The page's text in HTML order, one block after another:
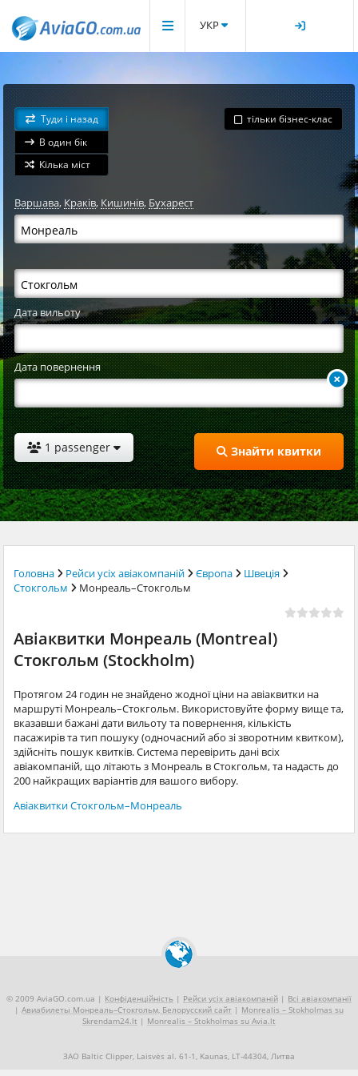
УКР
Туди і назад
В один бік
Кілька міст
тільки бізнес-клас
Варшава, Краків,Кишинів,Бухарест
Дата вильоту
Дата повернення
1 passenger Знайти квитки
Головна Рейси усіх авіакомпаній Європа
Швеція
Стокгольм
Монреаль–Стокгольм
Авіаквитки Монреаль (Montreal)
Стокгольм (Stockholm)
Протягом 24 годин не знайдено жодної ціни на авіаквитки на
маршруті Монреаль–Стокгольм. Використовуйте форму вище та,
вказавши бажані дати вильоту та повернення, кількість
пасажирів та тип пошуку (одночасний або зі зворотним квитком),
здійсніть пошук квитків. Система перевірить дані всіх
авіакомпаній, що літають з Монреаль в Стокгольм, та надасть до
200 найкращих варіантів для вашого вибору.
Авіаквитки Стокгольм–Монреаль
© 2009 AviaGO.com.ua | Конфіденційність | Рейси усіх авіакомпаній | Всі авіакомпанії
| Авиабилеты Монреаль–Стокгольм, Белорусский сайт | Monrealis – Stokholmas su
Skrendam24.lt | Monrealis – Stokholmas su Avia.lt
ЗАО Baltic Clipper, Laisvės al. 61-1, Kaunas, LT-44304, Литва